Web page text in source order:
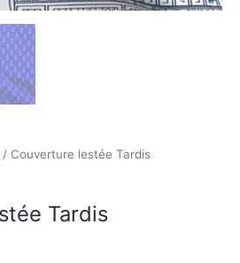
/ Couverture lestée Tardis
Tardis